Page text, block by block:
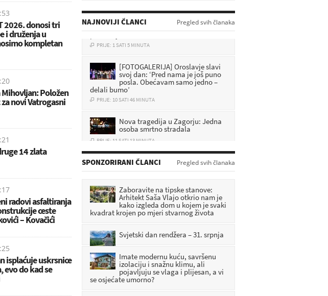
2026. donosi tri
i druženja u
kompletan
Položen
novi Vatrogasni
14 zlata
radovi asfaltiranja
ceste
– Kovačići
isplaćuje uskrsnice
do kad se
NAJNOVIJI ČLANCI Pregled svih članaka
postaje središte mirisa domaćeg
pekmeza: Stiže 5. Zagorska
pekmezijada
 PRIJE: 1 SATI 5 MINUTA
svoj dan: ‘Pred nama je još puno
posla. Obećavam samo jedno –
delali bumo’
 PRIJE: 10 SATI 46 MINUTA
osoba smrtno stradala
 PRIJE: 11 SATI 13 MINUTA
U kući pronađeno tijelo
muškarca, na mjestu događaja
uhićena jedna osoba
Kaos na cestama: Pogledajte gdje
su već sad kilometarske kolone
SPONZORIRANI ČLANCI Pregled svih članaka
Zaboravite na tipske stanove:
Arhitekt Saša Vlajo otkrio nam je
kako izgleda dom u kojem je svaki
kvadrat krojen po mjeri stvarnog života
Svjetski dan rendžera – 31. srpnja
Imate modernu kuću, savršenu
izolaciju i snažnu klimu, ali
pojavljuju se vlaga i plijesan, a vi
se osjećate umorno?